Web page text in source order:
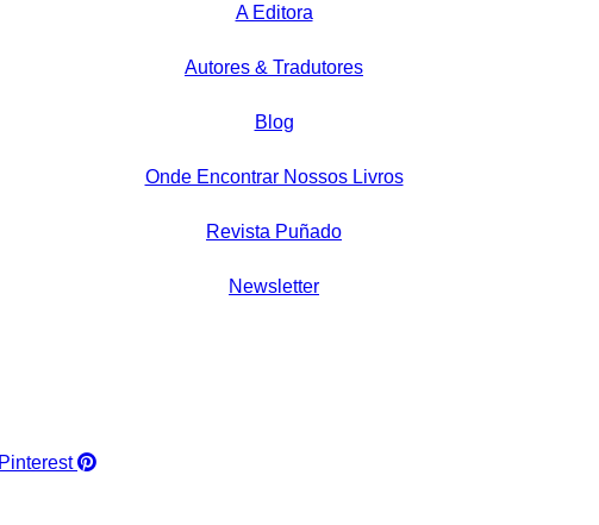
A Editora
Autores & Tradutores
Blog
Onde Encontrar Nossos Livros
Revista Puñado
Newsletter
Pinterest